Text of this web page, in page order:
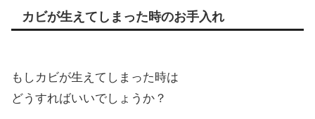
カビが生えてしまった時のお手入れ
もしカビが生えてしまった時は
どうすればいいでしょうか？